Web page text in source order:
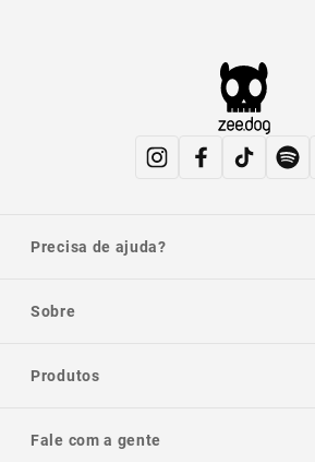
Precisa de ajuda?
Sobre
Produtos
Fale com a gente